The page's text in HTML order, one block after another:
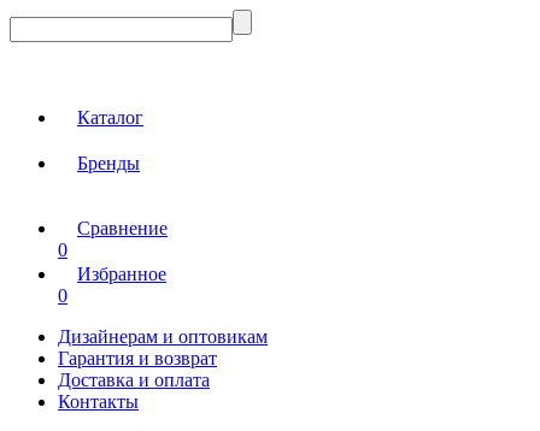
Каталог
Бренды
Сравнение
0
Избранное
0
Дизайнерам и оптовикам
Гарантия и возврат
Доставка и оплата
Контакты